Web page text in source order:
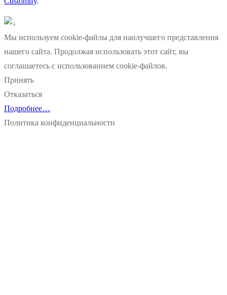
Мы используем cookie-файлы для наилучшего представления
нашего сайта. Продолжая использовать этот сайт, вы
соглашаетесь с использованием cookie-файлов.
Принять
Отказаться
Подробнее…
Политика конфиденциальности